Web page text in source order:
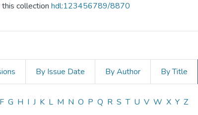
collection hdl:123456789/8870
By Issue Date By Author By Title
науково-
F G H I J K L M N O P Q R S T U V W X Y Z